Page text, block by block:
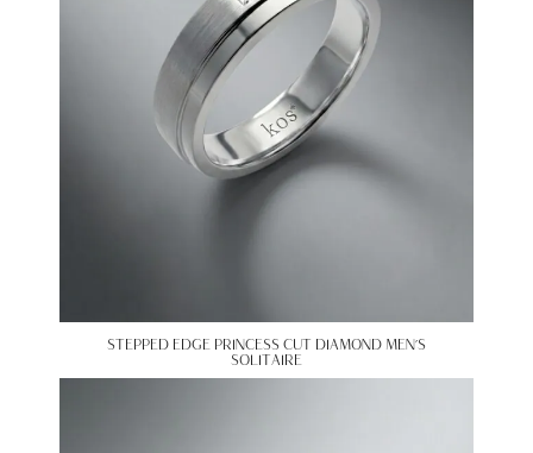
STEPPED EDGE PRINCESS CUT DIAMOND MEN’S
SOLITAIRE